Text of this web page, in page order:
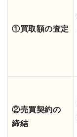
①買取額の査定
②売買契約の
締結